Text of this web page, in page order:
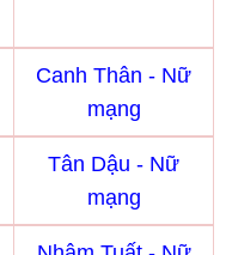
Canh Thân - Nữ
mạng
Tân Dậu - Nữ
mạng